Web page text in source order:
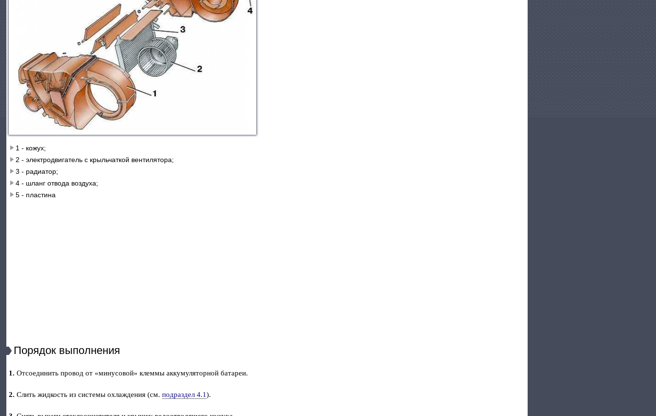
1 - кожух;
2 - электродвигатель с крыльчаткой вентилятора;
3 - радиатор;
4 - шланг отвода воздуха;
5 - пластина
Порядок выполнения
1. Отсоединить провод от «минусовой» клеммы аккумуляторной батареи.
2. Слить жидкость из системы охлаждения (см.подраздел 4.1).